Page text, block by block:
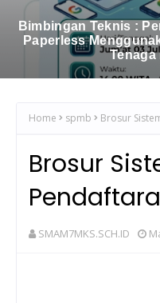
Bimbingan Teknis :
Paperless
Home spmb Brosur
Brosur
SMAM7MKS.SCH.ID